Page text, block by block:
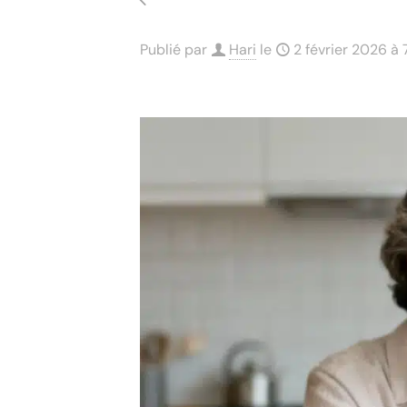
Publié par Hari le 2 février 2026 à